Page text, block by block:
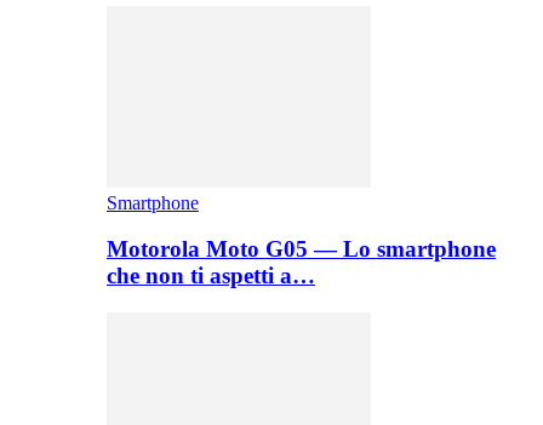
Smartphone
Motorola Moto G05 — Lo smartphone
che non ti aspetti a…